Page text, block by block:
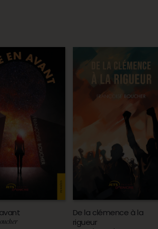
De la clémence à la
rigueur